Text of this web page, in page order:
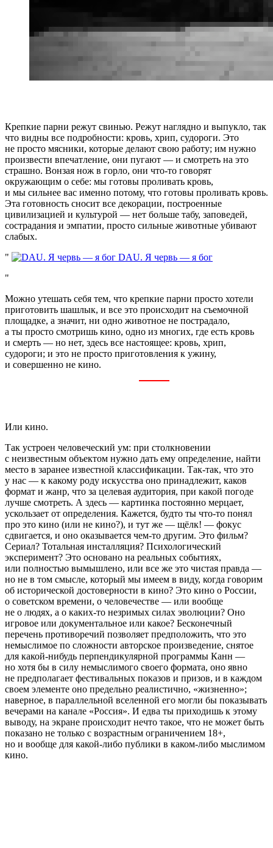
Крепкие парни режут свинью. Режут наглядно и выпукло, так
что видны все подробности: кровь, хрип, судороги. Это
не просто мясники, которые делают свою работу; им нужно
произвести впечатление, они пугают — и смотреть на это
страшно. Вонзая нож в горло, они что-то говорят
окружающим о себе: мы готовы проливать кровь,
и мы сильнее вас именно потому, что готовы проливать кровь.
Эта готовность сносит все декорации, построенные
цивилизацией и культурой — нет больше табу, заповедей,
сострадания и эмпатии, просто сильные животные убивают
слабых.
DAU. Я червь — я бог
Можно утешать себя тем, что крепкие парни просто хотели
приготовить шашлык, и все это происходит на съемочной
площадке, а значит, ни одно животное не пострадало,
а ты просто смотришь кино, одно из многих, где есть кровь
и смерть — но нет, здесь все настоящее: кровь, хрип,
судороги; и это не просто приготовления к ужину,
и совершенно не кино.
Или кино.
Так устроен человеческий ум: при столкновении
с неизвестным объектом нужно дать ему определение, найти
место в заранее известной классификации. Так-так, что это
у нас — к какому роду искусства оно принадлежит, каков
формат и жанр, что за целевая аудитория, при какой погоде
лучше смотреть. А здесь — картинка постоянно мерцает,
ускользает от определения. Кажется, будто ты что-то понял
про это кино (или не кино?), и тут же — щёлк! — фокус
сдвигается, и оно оказывается чем-то другим. Это фильм?
Сериал? Тотальная инсталляция? Психологический
эксперимент? Это основано на реальных событиях,
или полностью вымышлено, или все же это чистая правда —
но не в том смысле, который мы имеем в виду, когда говорим
об исторической достоверности в кино? Это кино о России,
о советском времени, о человечестве — или вообще
не о людях, а о каких-то незримых силах эволюции? Оно
игровое или документальное или какое? Бесконечный
перечень противоречий позволяет предположить, что это
немыслимое по сложности авторское произведение, снятое
для какой-нибудь перпендикулярной программы Канн —
но хотя бы в силу немыслимого своего формата, оно явно
не предполагает фестивальных показов и призов, и в каждом
своем элементе оно предельно реалистично, «жизненно»;
наверное, в параллельной вселенной его могли бы показывать
вечерами на канале «Россия». И едва ты приходишь к этому
выводу, на экране происходит нечто такое, что не может быть
показано не только с возрастным ограничением 18+,
но и вообще для какой-либо публики в каком-либо мыслимом
кино.